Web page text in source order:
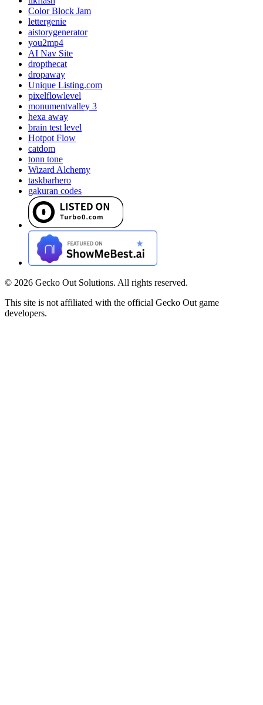
Color Block Jam
lettergenie
aistorygenerator
you2mp4
AI Nav Site
dropthecat
dropaway
Unique Listing.com
pixelflowlevel
monumentvalley 3
hexa away
brain test level
Hotpot Flow
catdom
tonn tone
Wizard Alchemy
taskbarhero
gakuran codes
© 2026 Gecko Out Solutions. All rights reserved.
This site is not affiliated with the official Gecko Out game
developers.